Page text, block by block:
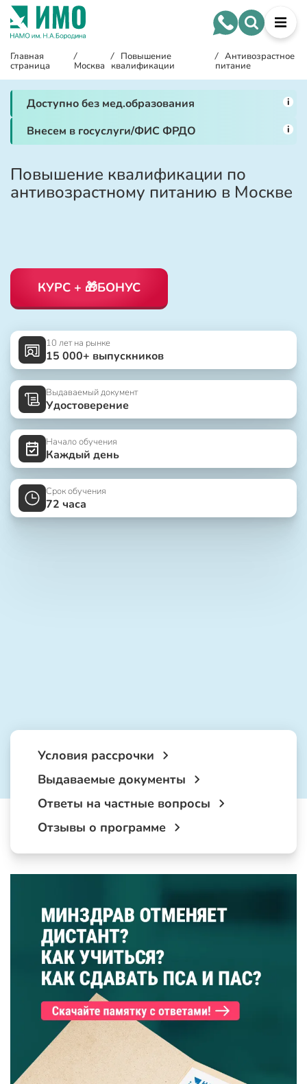
Главная
страница
/
Москва
/ Повышение
квалификации
/ Антивозрастное
питание
Доступно без мед.образования i
Внесем в госуслуги/ФИС ФРДО i
Повышение квалификации по
антивозрастному питанию в Москве
КУРС + 🎁БОНУС
10 лет на рынке
15 000+ выпускников
Выдаваемый документ
Удостоверение
Начало обучения
Каждый день
Срок обучения
72 часа
Условия рассрочки
Выдаваемые документы
Ответы на частные вопросы
Отзывы о программе